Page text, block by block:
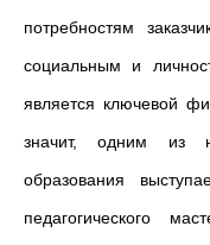
потребностям
социальным и
является ключевой
значит, одним из
образования
педагогического